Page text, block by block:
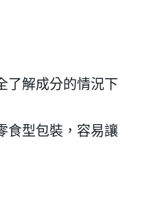
了解成分的情況下
食型包裝，容易讓